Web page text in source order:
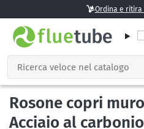
Ordina e ritira
Rosone copri
Acciaio al